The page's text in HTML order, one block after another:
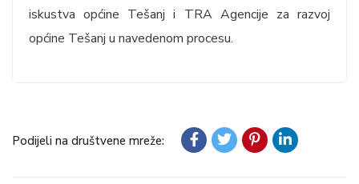
iskustva općine Tešanj i TRA Agencije za razvoj
općine Tešanj u navedenom procesu.
Podijeli na društvene mreže: